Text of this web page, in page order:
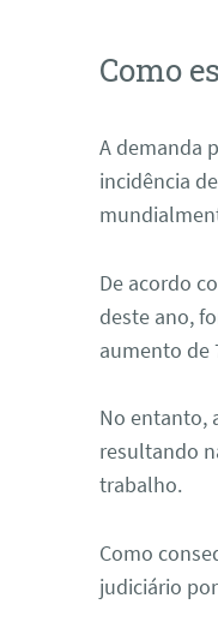
Como
A demanda
incidência
De acordo
deste ano,
aumento de
No entanto,
resultando
trabalho.
Como
judiciário